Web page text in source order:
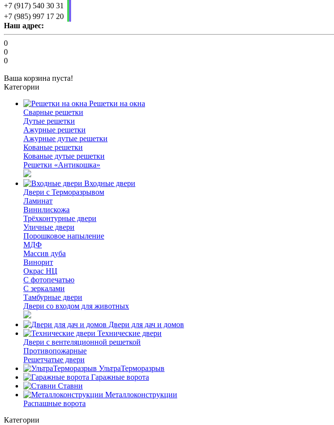
+7 (917) 540 30 31
+7 (985) 997 17 20
Наш адрес:
0
0
0
Ваша корзина пуста!
Категории
Решетки на окна
Сварные решетки
Дутые решетки
Ажурные решетки
Ажурные дутые решетки
Кованые решетки
Кованые дутые решетки
Решетки «Антикошка»
Входные двери
Двери с Терморазрывом
Ламинат
Винилискожа
Трёхконтурные двери
Уличные двери
Порошковое напыление
МДФ
Массив дуба
Винорит
Окрас НЦ
С фотопечатью
С зеркалами
Тамбурные двери
Двери со входом для животных
Двери для дач и домов
Технические двери
Двери с вентеляционной решеткой
Противопожарные
Решетчатые двери
УльтраТерморазрыв
Гаражные ворота
Ставни
Металлоконструкции
Распашные ворота
Категории